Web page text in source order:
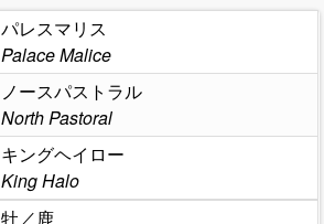
パレスマリス
Palace Malice
ノースパストラル
North Pastoral
キングヘイロー
King Halo
牡／鹿